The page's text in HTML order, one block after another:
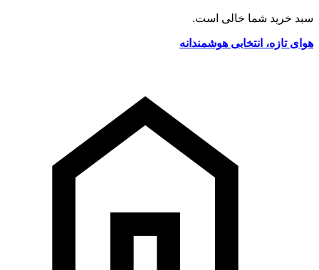
سبد خرید شما خالی است.
هوای تازه، انتخابی هوشمندانه